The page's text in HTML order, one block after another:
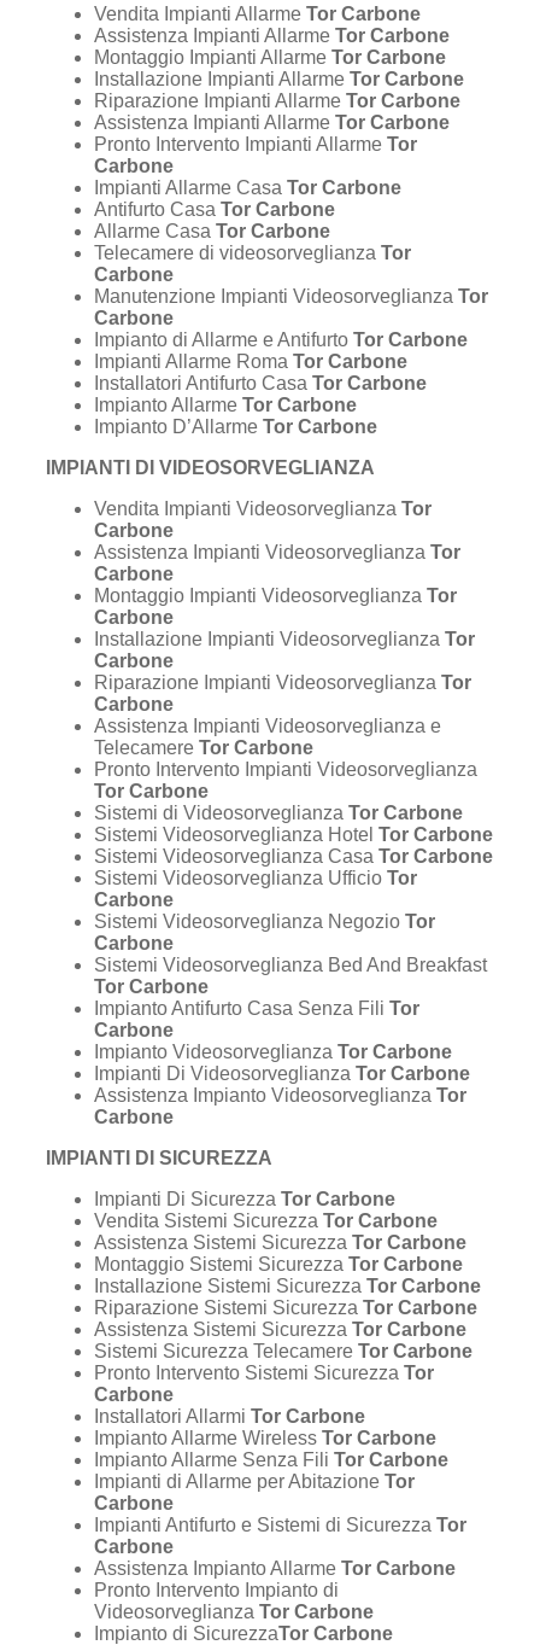
Vendita Impianti Allarme Tor Carbone
Assistenza Impianti Allarme Tor Carbone
Montaggio Impianti Allarme Tor Carbone
Installazione Impianti Allarme Tor Carbone
Riparazione Impianti Allarme Tor Carbone
Assistenza Impianti Allarme Tor Carbone
Pronto Intervento Impianti Allarme Tor
Carbone
Impianti Allarme Casa Tor Carbone
Antifurto Casa Tor Carbone
Allarme Casa Tor Carbone
Telecamere di videosorveglianza Tor
Carbone
Manutenzione Impianti Videosorveglianza Tor
Carbone
Impianto di Allarme e Antifurto Tor Carbone
Impianti Allarme Roma Tor Carbone
Installatori Antifurto Casa Tor Carbone
Impianto Allarme Tor Carbone
Impianto D’Allarme Tor Carbone
IMPIANTI DI VIDEOSORVEGLIANZA
Vendita Impianti Videosorveglianza Tor
Carbone
Assistenza Impianti Videosorveglianza Tor
Carbone
Montaggio Impianti Videosorveglianza Tor
Carbone
Installazione Impianti Videosorveglianza Tor
Carbone
Riparazione Impianti Videosorveglianza Tor
Carbone
Assistenza Impianti Videosorveglianza e
Telecamere Tor Carbone
Pronto Intervento Impianti Videosorveglianza
Tor Carbone
Sistemi di Videosorveglianza Tor Carbone
Sistemi Videosorveglianza Hotel Tor Carbone
Sistemi Videosorveglianza Casa Tor Carbone
Sistemi Videosorveglianza Ufficio Tor
Carbone
Sistemi Videosorveglianza Negozio Tor
Carbone
Sistemi Videosorveglianza Bed And Breakfast
Tor Carbone
Impianto Antifurto Casa Senza Fili Tor
Carbone
Impianto Videosorveglianza Tor Carbone
Impianti Di Videosorveglianza Tor Carbone
Assistenza Impianto Videosorveglianza Tor
Carbone
IMPIANTI DI SICUREZZA
Impianti Di Sicurezza Tor Carbone
Vendita Sistemi Sicurezza Tor Carbone
Assistenza Sistemi Sicurezza Tor Carbone
Montaggio Sistemi Sicurezza Tor Carbone
Installazione Sistemi Sicurezza Tor Carbone
Riparazione Sistemi Sicurezza Tor Carbone
Assistenza Sistemi Sicurezza Tor Carbone
Sistemi Sicurezza Telecamere Tor Carbone
Pronto Intervento Sistemi Sicurezza Tor
Carbone
Installatori Allarmi Tor Carbone
Impianto Allarme Wireless Tor Carbone
Impianto Allarme Senza Fili Tor Carbone
Impianti di Allarme per Abitazione Tor
Carbone
Impianti Antifurto e Sistemi di Sicurezza Tor
Carbone
Assistenza Impianto Allarme Tor Carbone
Pronto Intervento Impianto di
Videosorveglianza Tor Carbone
Impianto di SicurezzaTor Carbone